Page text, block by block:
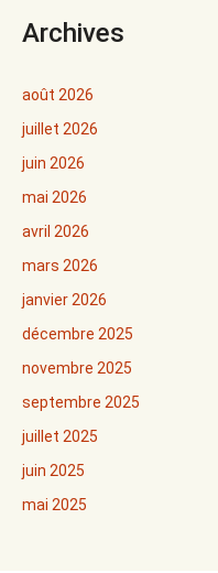
Archives
août 2026
juillet 2026
juin 2026
mai 2026
avril 2026
mars 2026
janvier 2026
décembre 2025
novembre 2025
septembre 2025
juillet 2025
juin 2025
mai 2025